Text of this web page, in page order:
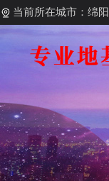
当前所在城市：绵阳